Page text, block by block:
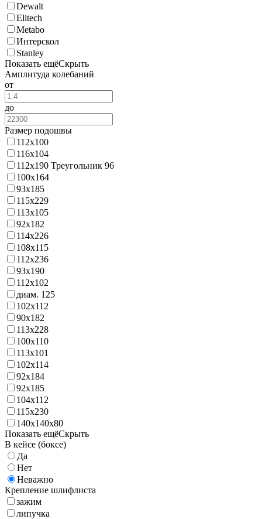
Dewalt
Elitech
Metabo
Интерскол
Stanley
Показать ещёСкрыть
Амплитуда колебаний
от
до
Размер подошвы
112x100
116x104
112x190 Треугольник 96
100x164
93x185
115x229
113x105
92x182
114x226
108x115
112x236
93x190
112x102
диам. 125
102x112
90x182
113x228
100x110
113х101
102х114
92х184
92х185
104х112
115х230
140х140х80
Показать ещёСкрыть
В кейсе (боксе)
Да
Нет
Неважно
Крепление шлифлиста
зажим
липучка